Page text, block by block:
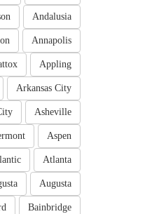
Andalusia
Annapolis
Appling
Arkansas City
Asheville
Aspen
Atlanta
Augusta
Bainbridge